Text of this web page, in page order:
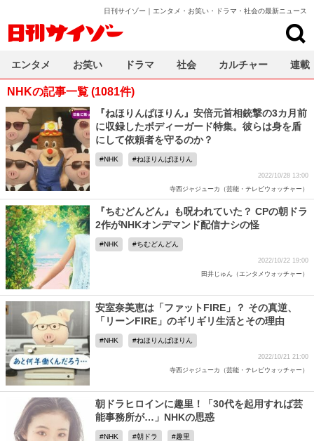
日刊サイゾー｜エンタメ・お笑い・ドラマ・社会の最新ニュース
NHKの記事一覧 (1081件)
『ねほりんぱほりん』安倍元首相銃撃の3カ月前
に収録したボディーガード特集。彼らは身を盾
にして依頼者を守るのか？
NHK ねほりんぱほりん
2022/10/28 13:00
寺西ジャジューカ（芸能・テレビウォッチャー）
『ちむどんどん』も呪われていた？ CPの朝ドラ
2作がNHKオンデマンド配信ナシの怪
NHK ちむどんどん
2022/10/22 19:00
田井じゅん（エンタメウォッチャー）
安室奈美恵は「ファットFIRE」？ その真逆、
「リーンFIRE」のギリギリ生活とその理由
NHK ねほりんぱほりん
2022/10/21 21:00
寺西ジャジューカ（芸能・テレビウォッチャー）
朝ドラヒロインに趣里！「30代を起用すれば芸
能事務所が…」NHKの思惑
NHK 朝ドラ 趣里
エンタメ お笑い ドラマ 社会 カルチャー 連載